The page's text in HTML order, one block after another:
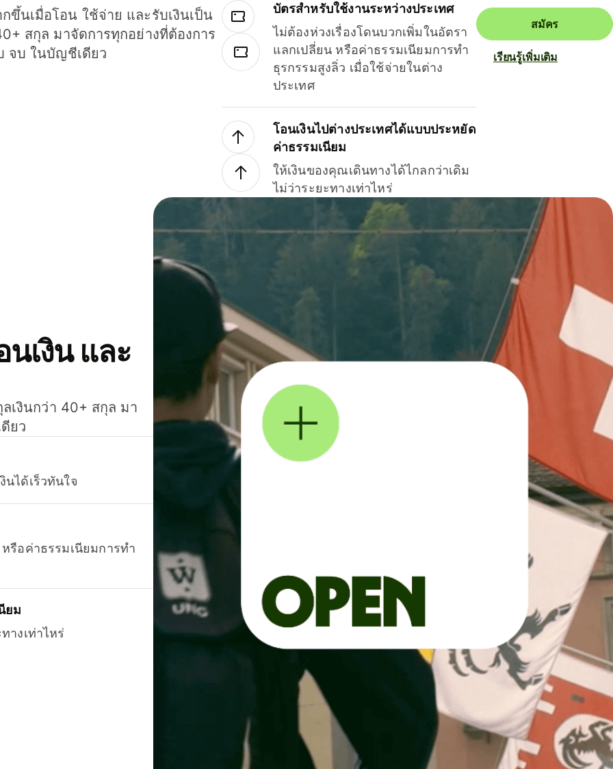
ขึ้นเมื่อโอน ใช้จ่าย และรับเงินเป็น
สกุล มาจัดการทุกอย่างที่ต้องการ
จบ ในบัญชีเดียว
บัตรสำหรับใช้งานระหว่างประเทศ
ไม่ต้องห่วงเรื่องโดนบวกเพิ่มในอัตรา
แลกเปลี่ยน หรือค่าธรรมเนียมการทำ
ธุรกรรมสูงลิ่ว เมื่อใช้จ่ายในต่าง
ประเทศ
โอนเงินไปต่างประเทศได้แบบประหยัด
ค่าธรรมเนียม
ให้เงินของคุณเดินทางได้ไกลกว่าเดิม
ไม่ว่าระยะทางเท่าไหร่
สมัคร
เรียนรู้เพิ่มเติม
เงิน และ
เงินกว่า 40+ สกุล มา
ยว
นได้เร็วทันใจ
รือค่าธรรมเนียมการทำ
ยม
างเท่าไหร่